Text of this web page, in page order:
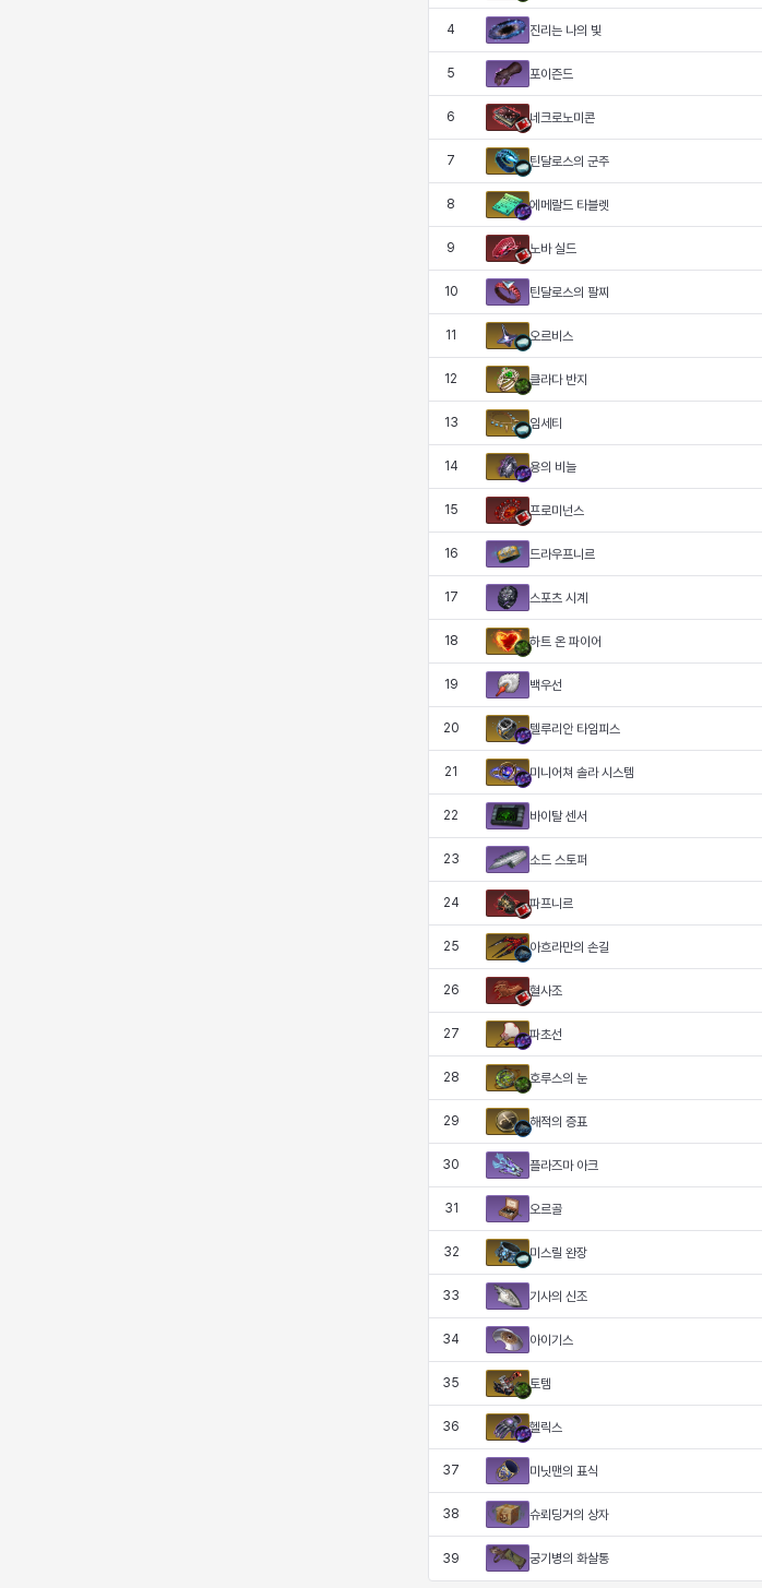
4 진리는 나의 빛
5 포이즌드
6 네크로노미콘
7 틴달로스의 군주
8 에메랄드 타블렛
9 노바 실드
10 틴달로스의 팔찌
11 오르비스
12 클라다 반지
13 임세티
14 용의 비늘
15 프로미넌스
16 드라우프니르
17 스포츠 시계
18 하트 온 파이어
19 백우선
20 텔루리안 타임피스
21 미니어쳐 솔라 시스템
22 바이탈 센서
23 소드 스토퍼
24 파프니르
25 아흐라만의 손길
26 혈사조
27 파초선
28 호루스의 눈
29 해적의 증표
30 플라즈마 아크
31 오르골
32 미스릴 완장
33 기사의 신조
34 아이기스
35 토템
36 헬릭스
37 미닛맨의 표식
38 슈뢰딩거의 상자
39 궁기병의 화살통